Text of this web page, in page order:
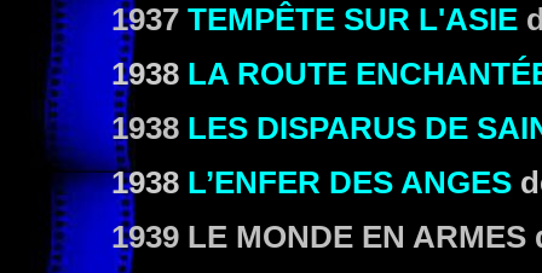
1937 TEMPÊTE SUR L'ASIE
1938 LA ROUTE
1938 LES DISPARUS DE
1938 L’ENFER DES ANGES
1939 LE MONDE EN ARMES